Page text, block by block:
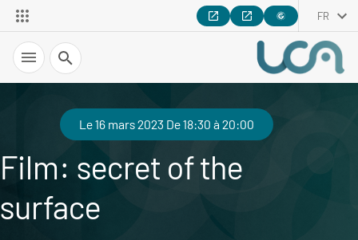
FR
Recherche
Le 16 mars 2023 De 18:30 à 20:00
Film: secret of the
surface